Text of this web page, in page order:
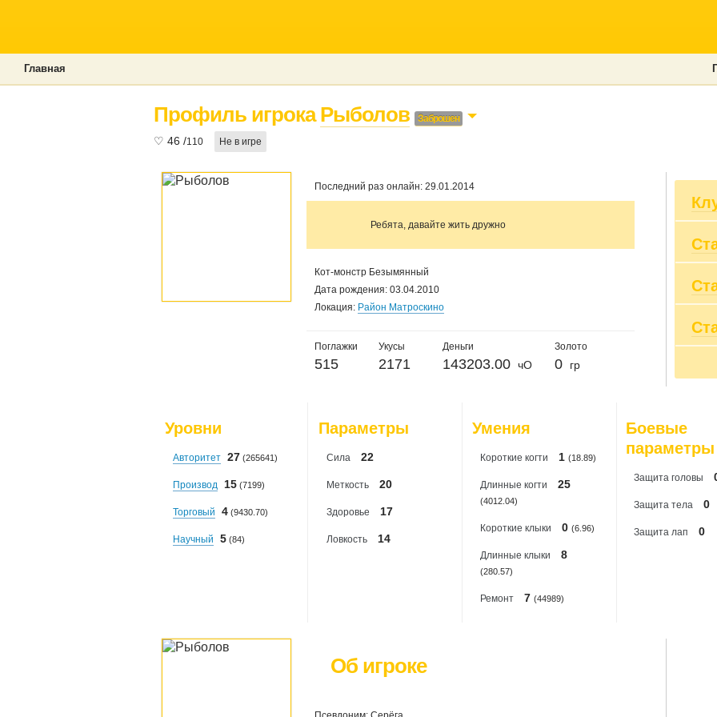
Главная
Профиль игрокаРыболов Заброшен
♡ 46 /110 Не в игре
Последний раз онлайн: 29.01.2014
Ребята, давайте жить дружно
Кот-монстр Безымянный
Дата рождения: 03.04.2010
Локация: Район Матроскино
Поглажки
515
Укусы
2171
Деньги
143203.00 чО
Золото
0 гр
Уровни
Авторитет 27 (265641)
Производ 15 (7199)
Торговый 4 (9430.70)
Научный 5 (84)
Параметры
Сила 22
Меткость 20
Здоровье 17
Ловкость 14
Умения
Короткиe когти 1 (18.89)
Длинные когти 25
(4012.04)
Короткие клыки 0 (6.96)
Длинные клыки 8
(280.57)
Ремонт 7 (44989)
Боевые
параметры
Защита головы
Защита тела 0
Защита лап 0
Об игроке